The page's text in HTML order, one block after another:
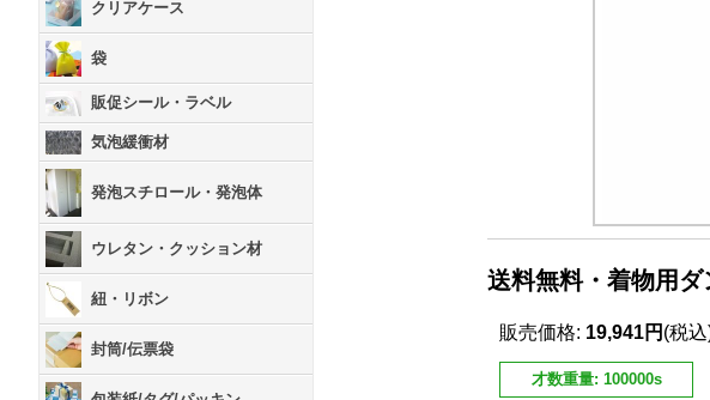
クリアケース
袋
販促シール・ラベル
気泡緩衝材
発泡スチロール・発泡体
ウレタン・クッション材
紐・リボン
封筒/伝票袋
送料無料・着物用
販売価格: 19,941円 (税
才数重量: 100000s